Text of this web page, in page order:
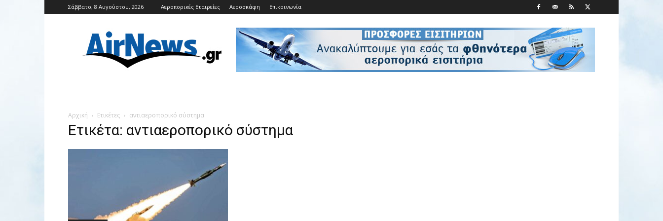
Σάββατο, 8 Αυγούστου, 2026 Αεροπορικές Εταιρείες Αεροσκάφη Επικοινωνία
Αρχική Ετικέτες αντιαεροπορικό σύστημα
Ετικέτα: αντιαεροπορικό σύστημα